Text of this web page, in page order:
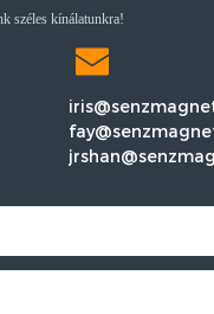
széles kínálatunkra!